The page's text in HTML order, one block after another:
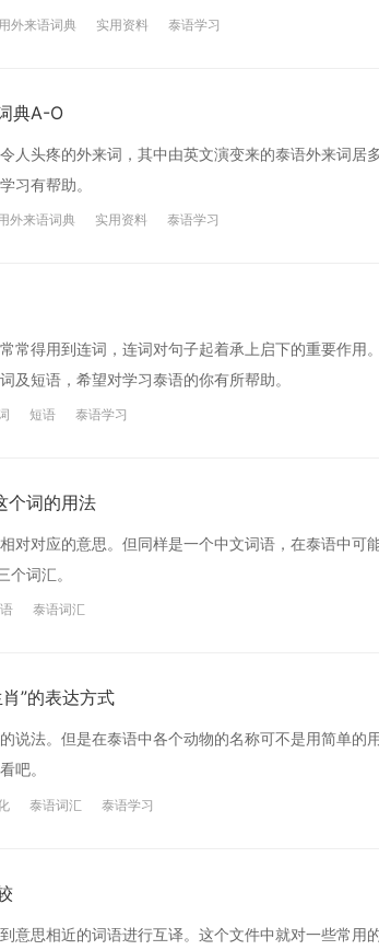
外来语词典 实用资料 泰语学习
典A-O
人头疼的外来词，其中由英文演变来的泰语外来词居
习有帮助。
外来语词典 实用资料 泰语学习
常得用到连词，连词对句子起着承上启下的重要作用
及短语，希望对学习泰语的你有所帮助。
短语 泰语学习
个词的用法
对对应的意思。但同样是一个中文词语，在泰语中可
个词汇。
泰语词汇
”的表达方式
说法。但是在泰语中各个动物的名称可不是用简单的
吧。
泰语词汇 泰语学习
意思相近的词语进行互译。这个文件中就对一些常用